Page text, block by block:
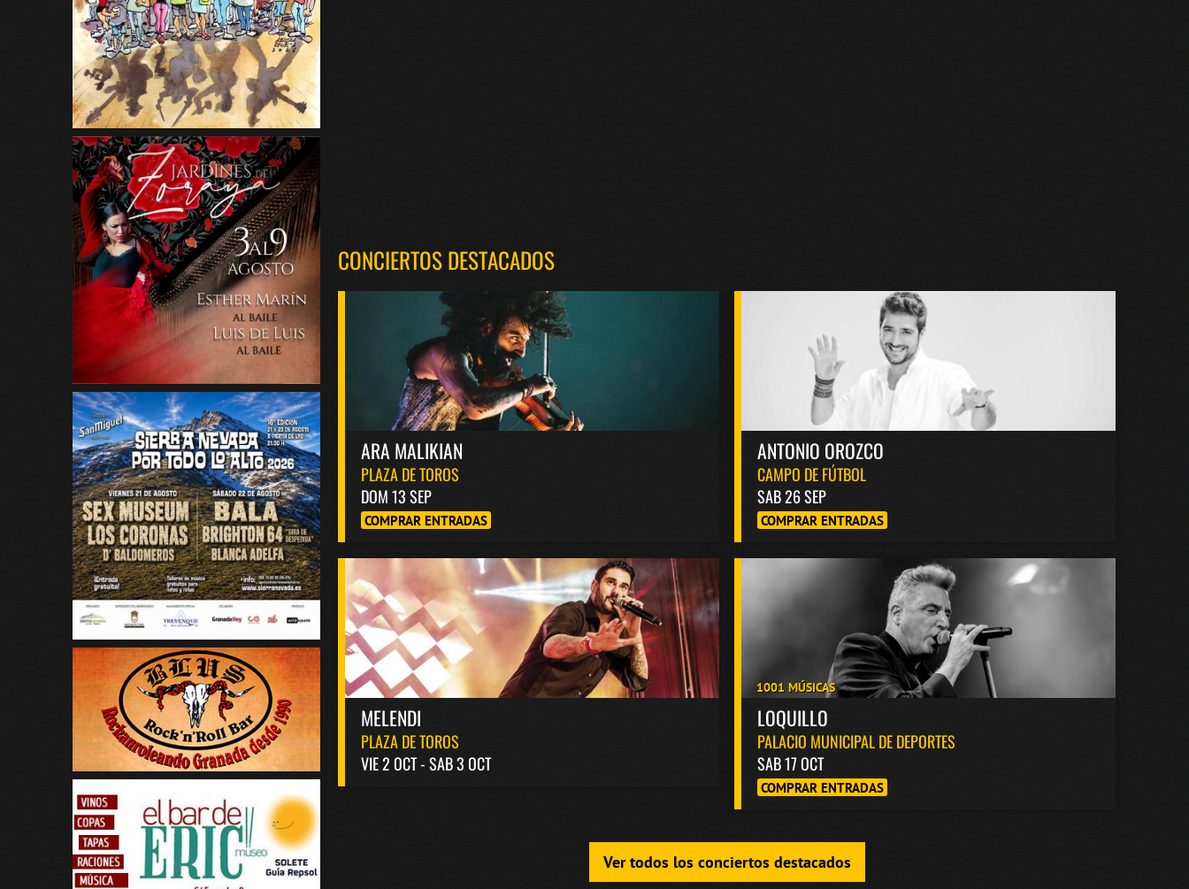
CONCIERTOS DESTACADOS
ARA MALIKIAN
PLAZA DE TOROS
DOM 13 SEP
COMPRAR ENTRADAS
ANTONIO OROZCO
CAMPO DE FÚTBOL
SAB 26 SEP
COMPRAR ENTRADAS
MELENDI
PLAZA DE TOROS
VIE 2 OCT - SAB 3 OCT
1001 MÚSICAS
LOQUILLO
PALACIO MUNICIPAL DE DEPORTES
SAB 17 OCT
COMPRAR ENTRADAS
Ver todos los conciertos destacados